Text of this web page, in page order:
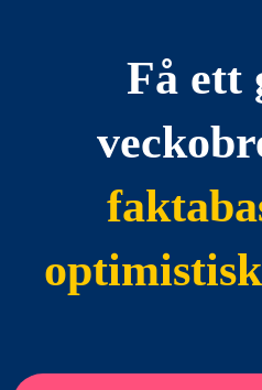
Få ett